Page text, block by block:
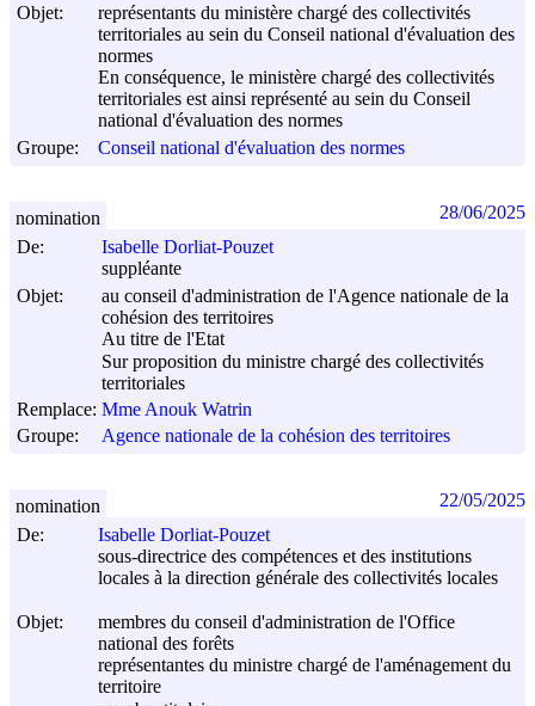
Objet:
représentants du ministère chargé des collectivités
territoriales au sein du Conseil national d'évaluation des
normes
En conséquence, le ministère chargé des collectivités
territoriales est ainsi représenté au sein du Conseil
national d'évaluation des normes
Groupe:
Conseil national d'évaluation des normes
De:
Isabelle Dorliat-Pouzet
suppléante
Objet:
au conseil d'administration de l'Agence nationale de la
cohésion des territoires
Au titre de l'Etat
Sur proposition du ministre chargé des collectivités
territoriales
Remplace: Mme Anouk Watrin
Groupe:
Agence nationale de la cohésion des territoires
nomination 28/06/2025
De:
Isabelle Dorliat-Pouzet
sous-directrice des compétences et des institutions
locales à la direction générale des collectivités locales
Objet:
membres du conseil d'administration de l'Office
national des forêts
représentantes du ministre chargé de l'aménagement du
territoire
nomination 22/05/2025